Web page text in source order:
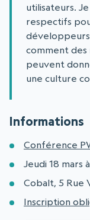
utilisateurs.
respectifs
comment des
peuvent
une culture
Informations
Conférence
Jeudi 18 mars
Cobalt, 5 Rue
Inscription